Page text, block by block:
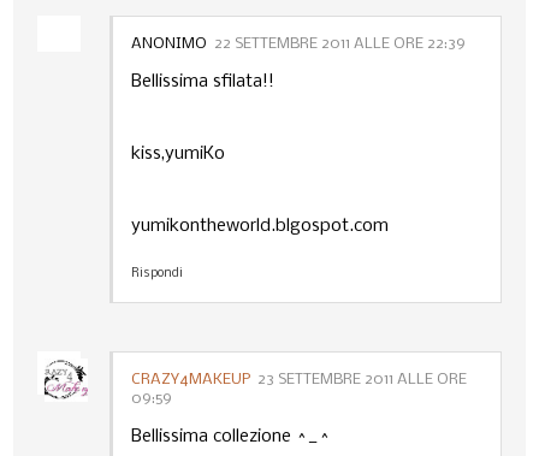
ANONIMO 22 SETTEMBRE 2011 ALLE ORE 22:39
Bellissima sfilata!!
kiss,yumiKo
yumikontheworld.blgospot.com
Rispondi
CRAZY4MAKEUP 23 SETTEMBRE 2011 ALLE ORE
09:59
Bellissima collezione ^_^